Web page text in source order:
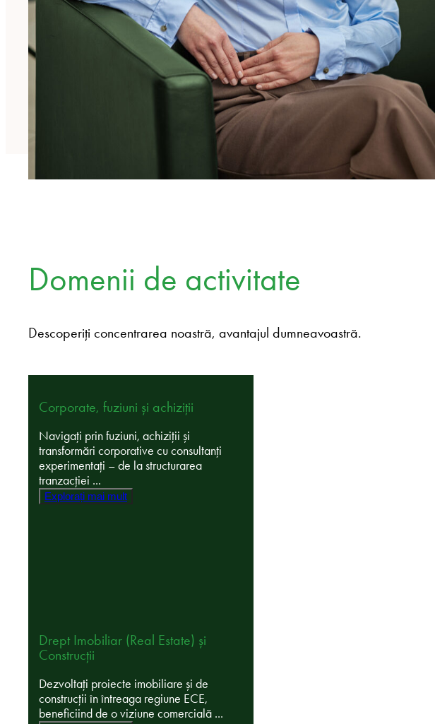
Domenii de activitate
Descoperiți concentrarea noastră, avantajul dumneavoastră.
Corporate, fuziuni și achiziții
Navigați prin fuziuni, achiziții și
transformări corporative cu consultanți
experimentați – de la structurarea
tranzacției ...
Explorați mai mult
Drept Imobiliar (Real Estate) și
Construcții
Dezvoltați proiecte imobiliare și de
construcții în întreaga regiune ECE,
beneficiind de o viziune comercială ...